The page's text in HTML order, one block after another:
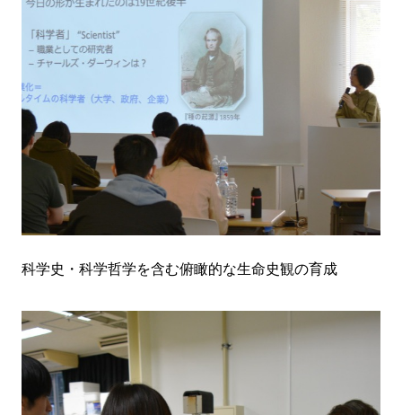
科学史・科学哲学を含む俯瞰的な生命史観の育成